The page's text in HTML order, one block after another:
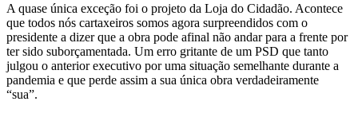
A quase única exceção foi o projeto da Loja do Cidadão. Acontece
que todos nós cartaxeiros somos agora surpreendidos com o
presidente a dizer que a obra pode afinal não andar para a frente por
ter sido suborçamentada. Um erro gritante de um PSD que tanto
julgou o anterior executivo por uma situação semelhante durante a
pandemia e que perde assim a sua única obra verdadeiramente
“sua”.